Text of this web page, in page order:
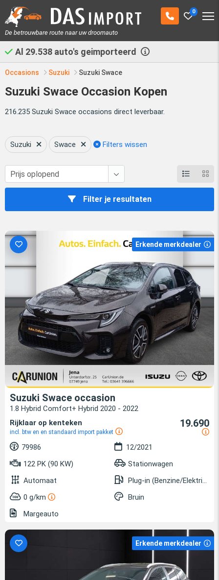
0
De betrouwbare route naar uw droomauto
Al 29.538 auto's geimporteerd
Occasions Suzuki Suzuki Swace
Suzuki Swace Occasion Kopen
216.235 Suzuki Swace occasions direct leverbaar.
Suzuki Swace Filters wissen
Filter je resultaten
Erkende merkdealer
Suzuki Swace occasion
1.8 Hybrid Comfort+ Hybrid 2020 - 2022
Rijklaar op kenteken
incl. btw en en standaard import pakket
19.690
79986
12/2021
122 PK (90 KW)
Stationwagen
Automaat
Plug-in (Benzine/Elektrisch)
0 g/km
Bruin
Margeauto
Erkende merkdealer